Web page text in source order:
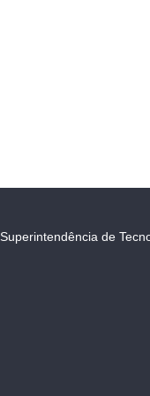
Superintendência de